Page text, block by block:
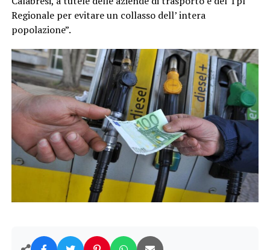
Regionale per evitare un collasso dell’ intera
popolazione”.